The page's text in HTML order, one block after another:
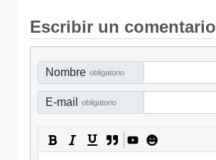
Escribir un comentario
Nombre obligatorio
E-mail obligatorio